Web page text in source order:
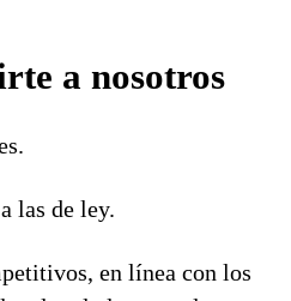
a nosotros
las de ley.
en línea con los